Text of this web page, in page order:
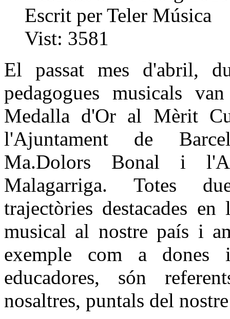
Escrit per Teler Música
Vist: 3581
El passat mes d'abril,
pedagogues musicals
Medalla d'Or al Mèrit
l'Ajuntament de
Ma.Dolors Bonal i
Malagarriga. Totes
trajectòries destacades en
musical al nostre país i
exemple com a
educadores, són
nosaltres, puntals del